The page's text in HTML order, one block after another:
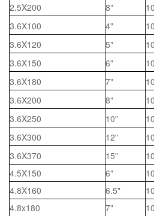
2.5X200
8"
3.6X100
4"
3.6X120
5"
3.6X150
6"
3.6X180
7"
3.6X200
8"
3.6X250
10"
3.6X300
12"
3.6X370
15"
4.5X150
6"
4.8X160
6.5"
4.8x180
7"